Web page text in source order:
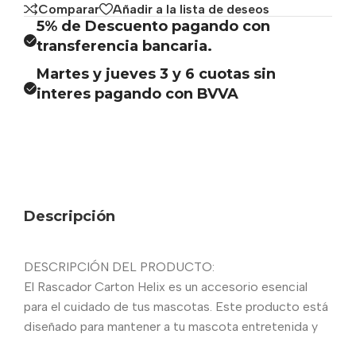
Comparar Añadir a la lista de deseos
5% de Descuento pagando con
transferencia bancaria.
Martes y jueves 3 y 6 cuotas sin
interes pagando con BVVA
Descripción
DESCRIPCIÓN DEL PRODUCTO:
El Rascador Carton Helix es un accesorio esencial
para el cuidado de tus mascotas. Este producto está
diseñado para mantener a tu mascota entretenida y